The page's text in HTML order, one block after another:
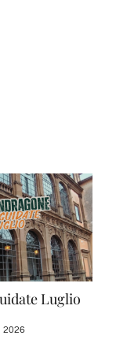
Luglio
2026